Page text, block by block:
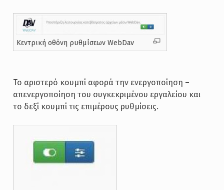
Κεντρική οθόνη ρυθμίσεων WebDav
Το αριστερό κουμπί αφορά την ενεργοποίηση –
απενεργοποίηση του συγκεκριμένου εργαλείου και
το δεξί κουμπί τις επιμέρους ρυθμίσεις.